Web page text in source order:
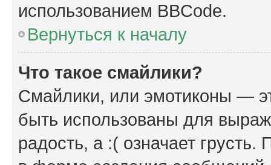
использованием BBCode.
Вернуться к началу
Что такое смайлики?
Смайлики, или эмотиконы —
быть использованы для
радость, а :( означает